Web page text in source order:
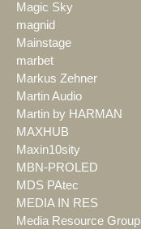
Magic Sky
magnid
Mainstage
marbet
Markus Zehner
Martin Audio
Martin by HARMAN
MAXHUB
Maxin10sity
MBN-PROLED
MDS PAtec
MEDIA IN RES
Media Resource Group